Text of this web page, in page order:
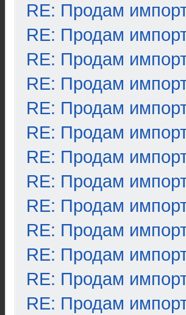
RE: Продам
RE: Продам
RE: Продам
RE: Продам
RE: Продам
RE: Продам
RE: Продам
RE: Продам
RE: Продам
RE: Продам
RE: Продам
RE: Продам
RE: Продам